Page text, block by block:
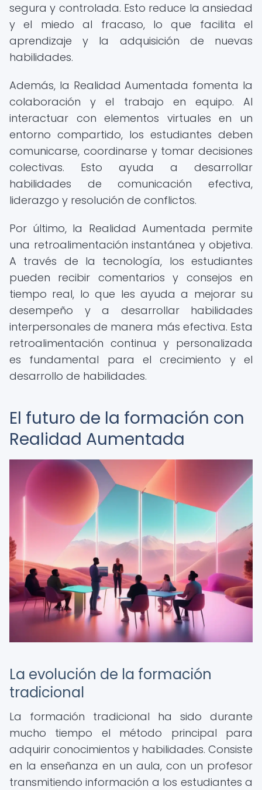
segura y controlada. Esto reduce la ansiedad
y el miedo al fracaso, lo que facilita el
aprendizaje y la adquisición de nuevas
habilidades.
Además, la Realidad Aumentada fomenta la
colaboración y el trabajo en equipo. Al
interactuar con elementos virtuales en un
entorno compartido, los estudiantes deben
comunicarse, coordinarse y tomar decisiones
colectivas. Esto ayuda a desarrollar
habilidades de comunicación efectiva,
liderazgo y resolución de conflictos.
Por último, la Realidad Aumentada permite
una retroalimentación instantánea y objetiva.
A través de la tecnología, los estudiantes
pueden recibir comentarios y consejos en
tiempo real, lo que les ayuda a mejorar su
desempeño y a desarrollar habilidades
interpersonales de manera más efectiva. Esta
retroalimentación continua y personalizada
es fundamental para el crecimiento y el
desarrollo de habilidades.
El futuro de la formación con
Realidad Aumentada
La evolución de la formación
tradicional
La formación tradicional ha sido durante
mucho tiempo el método principal para
adquirir conocimientos y habilidades. Consiste
en la enseñanza en un aula, con un profesor
transmitiendo información a los estudiantes a